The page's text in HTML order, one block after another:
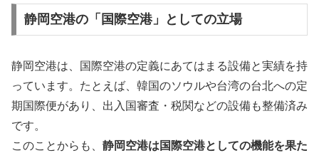
静岡空港の「国際空港」としての立場
静岡空港は、国際空港の定義にあてはまる設備と実績を持
っています。たとえば、韓国のソウルや台湾の台北への定
期国際便があり、出入国審査・税関などの設備も整備済み
です。
このことからも、 静岡空港は国際空港としての機能を果た